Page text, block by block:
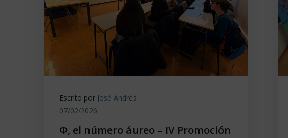
Escrito por José Andrés
07/02/2026
Φ, el número áureo – IV Promoción